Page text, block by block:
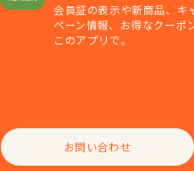
会員証の表示や新商品、キ
ペーン情報、お得なクーポ
このアプリで。
お問い合わせ